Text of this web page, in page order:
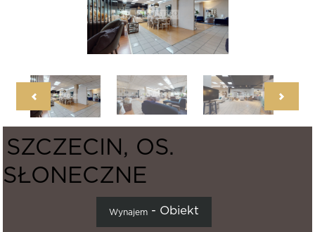
SZCZECIN, OS.
SŁONECZNE
Wynajem - Obiekt